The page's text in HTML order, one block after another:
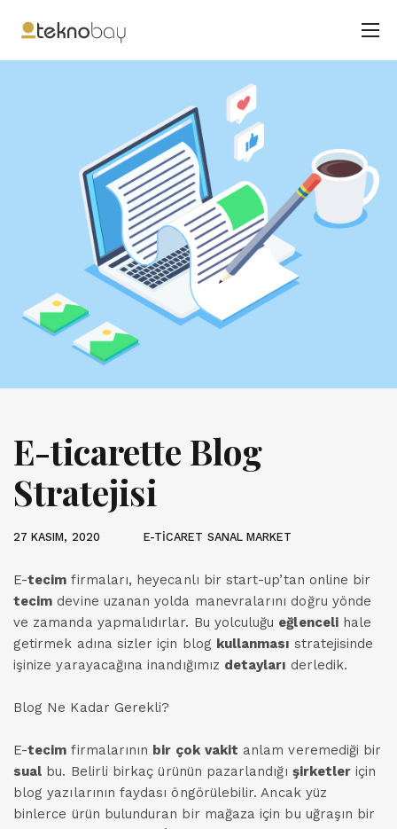
E-ticarette Blog
Stratejisi
27 KASIM, 2020 E-TİCARET SANAL MARKET
E-tecim firmaları, heyecanlı bir start-up’tan online bir
tecim devine uzanan yolda manevralarını doğru yönde
ve zamanda yapmalıdırlar. Bu yolculuğu eğlencelihale
getirmek adına sizler için blog kullanması stratejisinde
işinize yarayacağına inandığımız detayları derledik.
Blog Ne Kadar Gerekli?
E-tecim firmalarının bir çok vakit anlam veremediği bir
sual bu. Belirli birkaç ürünün pazarlandığı şirketler için
blog yazılarının faydası öngörülebilir. Ancak yüz
binlerce ürün bulunduran bir mağaza için bu uğraşın bir